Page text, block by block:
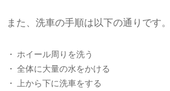
また、洗車の手順は以下の通りです。
ホイール周りを洗う
全体に大量の水をかける
上から下に洗車をする